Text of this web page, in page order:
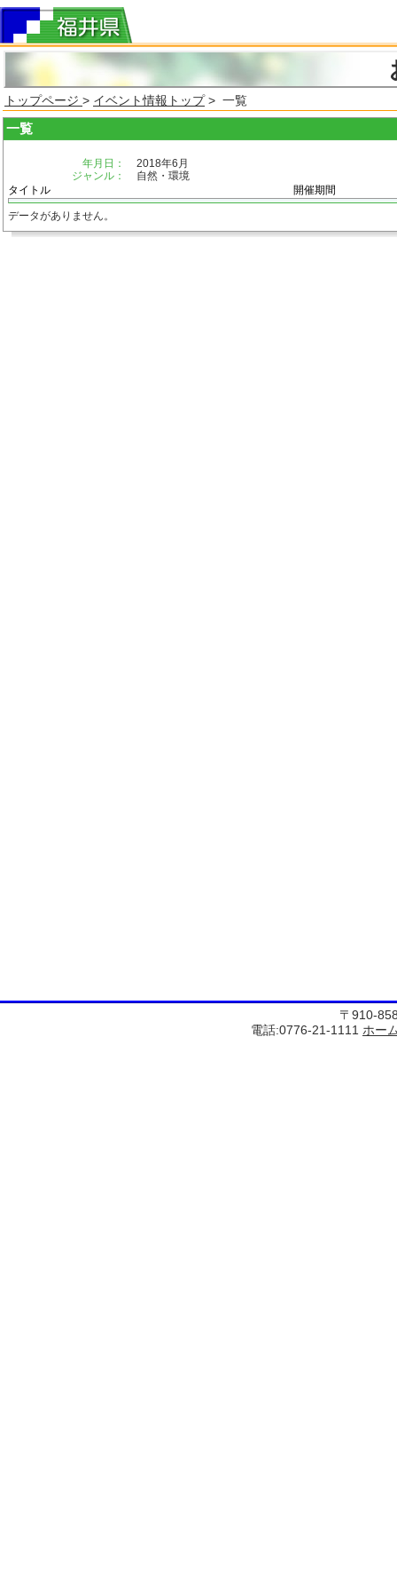
トップページ > イベント情報トップ> 一覧
一覧
年月日：
2018年6月
ジャンル：
自然・環境
タイトル
開催期間
データがありません。
〒910-
電話:0776-21-1111 ホー